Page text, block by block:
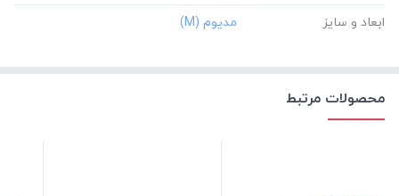
ابعاد و سایز
محصولات مرتبط